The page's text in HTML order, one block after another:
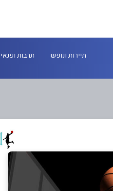
תיירות ונופש תרבות ופנאי